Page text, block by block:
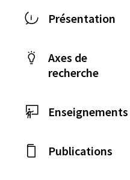
Présentation
Axes de
recherche
Enseignements
Publications